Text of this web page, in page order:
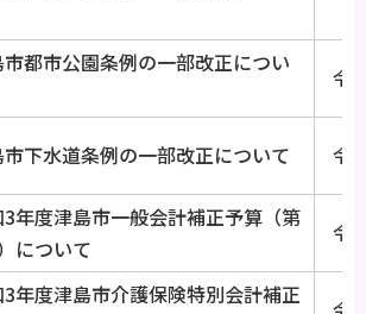
市都市公園条例の一部改正につい
令
市下水道条例の一部改正について 令
年度津島市一般会計補正予算（第
について
令
年度津島市介護保険特別会計補正